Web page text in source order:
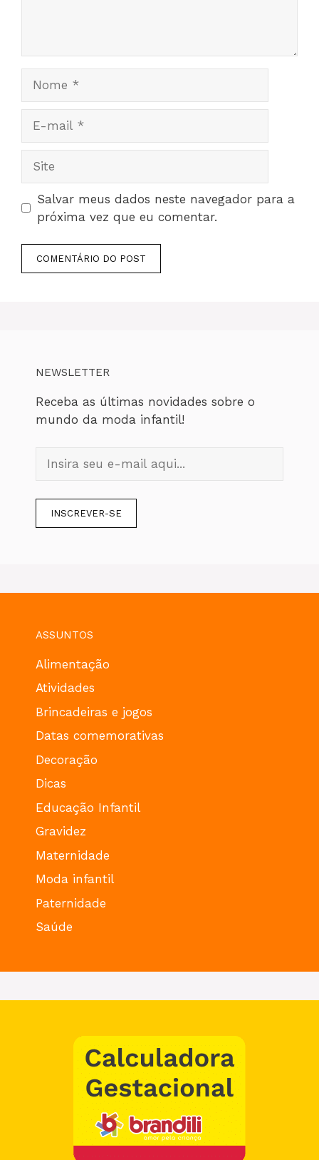
mail
Salvar meus dados neste navegador para a
próxima vez que eu comentar.
NEWSLETTER
Receba as últimas novidades sobre o
mundo da moda infantil!
ASSUNTOS
Alimentação
Atividades
Brincadeiras e jogos
Datas comemorativas
Decoração
Dicas
Educação Infantil
Gravidez
Maternidade
Moda infantil
Paternidade
Saúde